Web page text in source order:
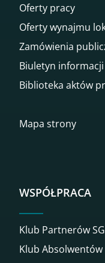
Oferty pracy
Oferty wynajmu
Zamówienia
Biuletyn
Biblioteka aktów
Mapa strony
WSPÓŁPRACA
Klub Partnerów
Klub Absolwentów